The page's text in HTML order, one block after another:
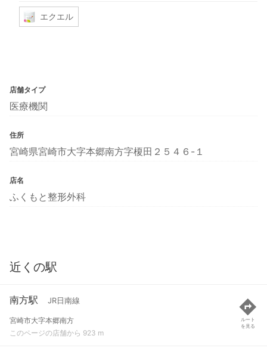
エクエル
店舗タイプ
医療機関
住所
宮崎県宮崎市大字本郷南方字榎田２５４６-１
店名
ふくもと整形外科
近くの駅
南方駅 JR日南線
宮崎市大字本郷南方
このページの店舗から 923 m
ルート
を見る